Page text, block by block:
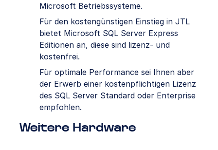
Microsoft Betriebssysteme.
Für den kostengünstigen Einstieg in JTL
bietet Microsoft SQL Server Express
Editionen an, diese sind lizenz- und
kostenfrei.
Für optimale Performance sei Ihnen aber
der Erwerb einer kostenpflichtigen Lizenz
des SQL Server Standard oder Enterprise
empfohlen.
Weitere Hardware